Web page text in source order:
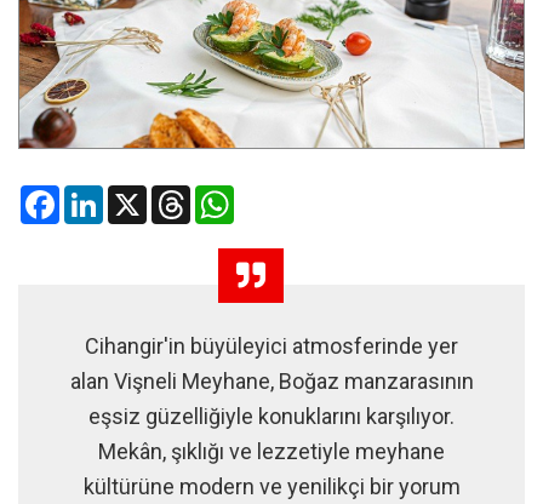
FacebookLinkedIn
X Threads
Cihangir'in büyüleyici atmosferinde yer
alan Vişneli Meyhane, Boğaz manzarasının
eşsiz güzelliğiyle konuklarını karşılıyor.
Mekân, şıklığı ve lezzetiyle meyhane
kültürüne modern ve yenilikçi bir yorum